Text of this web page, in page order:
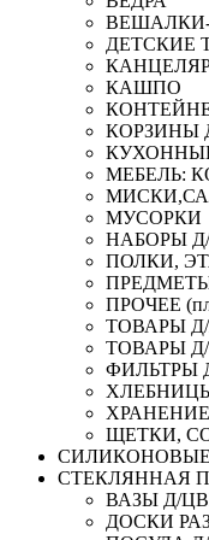
ДЕТСКИЕ
КАШПО
КОРЗИНЫ
МЕБЕЛЬ:
МУСОРКИ
НАБОРЫ
ПОЛКИ,
ПРОЧЕЕ
ТОВАРЫ
ТОВАРЫ
ФИЛЬТРЫ
ЩЕТКИ,
СТЕКЛЯННАЯ
ВАЗЫ Д/
ДОСКИ